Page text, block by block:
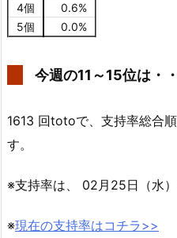
4個
0.6%
5個
0.0%
今週の11～15位は・
1613 回totoで、支持率総合
す。
※支持率は、 02月25日（水
※現在の支持率はコチラ>>